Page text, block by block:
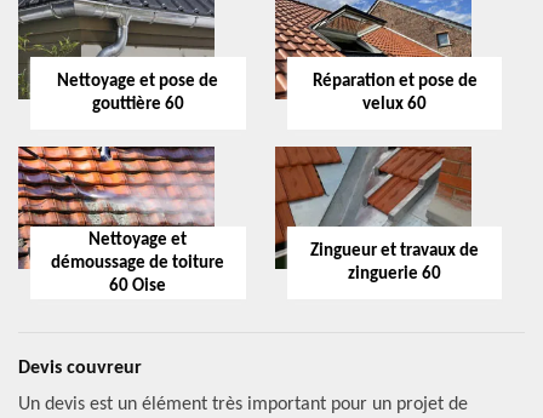
Nettoyage et pose de
gouttière 60
Réparation et pose de
velux 60
Nettoyage et
démoussage de toiture
60 Oise
Zingueur et travaux de
zinguerie 60
Devis couvreur
Un devis est un élément très important pour un projet de